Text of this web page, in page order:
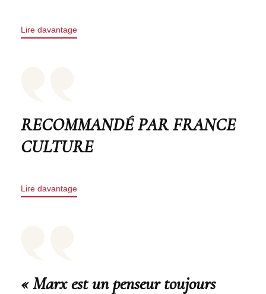
Lire davantage
RECOMMANDÉ PAR FRANCE
CULTURE
Lire davantage
« Marx est un penseur toujours